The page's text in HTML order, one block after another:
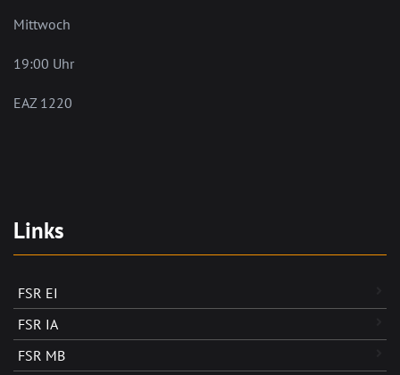
Mittwoch
19:00 Uhr
EAZ 1220
Links
FSR EI
FSR IA
FSR MB